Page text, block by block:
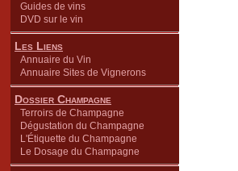
Guides de vins
DVD sur le vin
Les Liens
Annuaire du Vin
Annuaire Sites de Vignerons
Dossier Champagne
Terroirs de Champagne
Dégustation du Champagne
L'Étiquette du Champagne
Le Dosage du Champagne